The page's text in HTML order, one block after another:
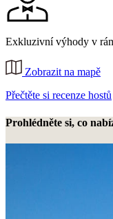
Exkluzivní výhody v
Zobrazit na mapě
Přečtěte si recenze hostů
Prohlédněte si, co